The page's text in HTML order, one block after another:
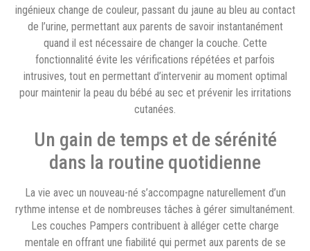
ingénieux change de couleur, passant du jaune au bleu au contact
de l’urine, permettant aux parents de savoir instantanément
quand il est nécessaire de changer la couche. Cette
fonctionnalité évite les vérifications répétées et parfois
intrusives, tout en permettant d’intervenir au moment optimal
pour maintenir la peau du bébé au sec et prévenir les irritations
cutanées.
Un gain de temps et de sérénité
dans la routine quotidienne
La vie avec un nouveau-né s’accompagne naturellement d’un
rythme intense et de nombreuses tâches à gérer simultanément.
Les couches Pampers contribuent à alléger cette charge
mentale en offrant une fiabilité qui permet aux parents de se